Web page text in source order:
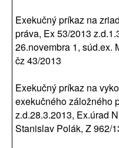
Exekučný príkaz na
práva, Ex 53/2013
26.novembra 1, súd.ex.
čz 43/2013
Exekučný príkaz na
exekučného záložného
z.d.28.3.2013, Ex.úrad
Stanislav Polák, Z 962/